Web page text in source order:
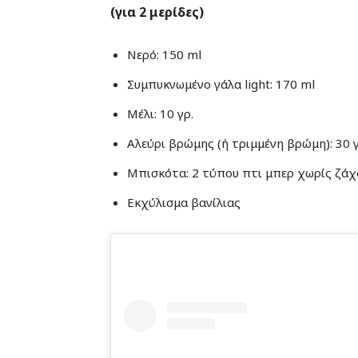
(για 2 μερίδες)
Νερό: 150 ml
Συμπυκνωμένο γάλα light: 170 ml
Μέλι: 10 γρ.
Αλεύρι βρώμης (ή τριμμένη βρώμη): 30
Μπισκότα: 2 τύπου πτι μπερ χωρίς
Εκχύλισμα βανίλιας